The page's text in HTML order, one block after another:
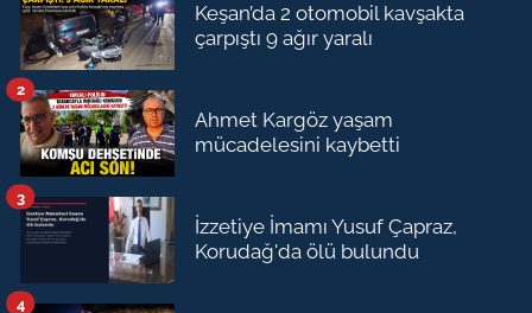
Keşan’da 2 otomobil kavşakta
çarpıştı 9 ağır yaralı
Ahmet Kargöz yaşam
mücadelesini kaybetti
2
İzzetiye İmamı Yusuf Çapraz,
Korudağ'da ölü bulundu
3
4